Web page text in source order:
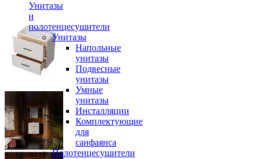
Унитазы
и
полотенцесушители
Унитазы
Напольные
унитазы
Подвесные
унитазы
Умные
унитазы
Инсталляции
Комплектующие
для
санфаянса
Полотенцесушители